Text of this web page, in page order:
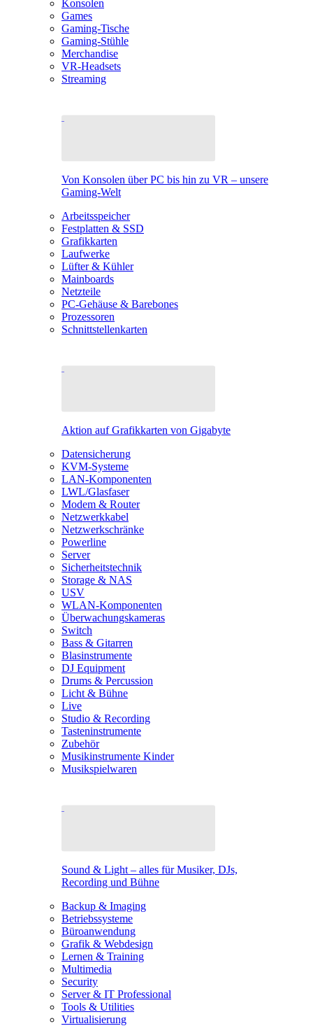
Konsolen
Games
Gaming-Tische
Gaming-Stühle
Merchandise
VR-Headsets
Streaming
Von Konsolen über PC bis hin zu VR – unsere
Gaming-Welt
Arbeitsspeicher
Festplatten & SSD
Grafikkarten
Laufwerke
Lüfter & Kühler
Mainboards
Netzteile
PC-Gehäuse & Barebones
Prozessoren
Schnittstellenkarten
Aktion auf Grafikkarten von Gigabyte
Datensicherung
KVM-Systeme
LAN-Komponenten
LWL/Glasfaser
Modem & Router
Netzwerkkabel
Netzwerkschränke
Powerline
Server
Sicherheitstechnik
Storage & NAS
USV
WLAN-Komponenten
Überwachungskameras
Switch
Bass & Gitarren
Blasinstrumente
DJ Equipment
Drums & Percussion
Licht & Bühne
Live
Studio & Recording
Tasteninstrumente
Zubehör
Musikinstrumente Kinder
Musikspielwaren
Sound & Light – alles für Musiker, DJs,
Recording und Bühne
Backup & Imaging
Betriebssysteme
Büroanwendung
Grafik & Webdesign
Lernen & Training
Multimedia
Security
Server & IT Professional
Tools & Utilities
Virtualisierung